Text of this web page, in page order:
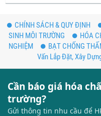
CHÍNH SÁCH & QUY ĐỊNH
SINH MÔI TRƯỜNG
HÓA
NGHIỆM
BẠT CHỐNG
Vấn Lắp Đặt, Xây
Cần báo giá hóa
trường?
Gửi thông tin nhu cầu để